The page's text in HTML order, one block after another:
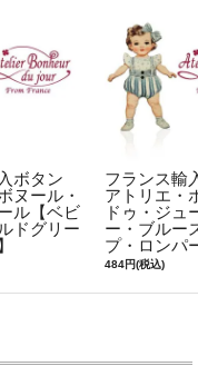
ボタン
ヌール・
ル【ベビ
ドグリー
フランス輸
アトリエ・
ドゥ・ジュ
ー・ブルー
プ・ロンパ
484円(税込)